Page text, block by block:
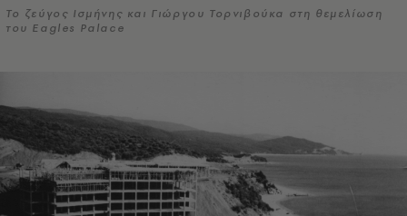
Το ζεύγος Ισμήνης και Γιώργου Τορνιβούκα στη θεμελίωση
του Eagles Palace